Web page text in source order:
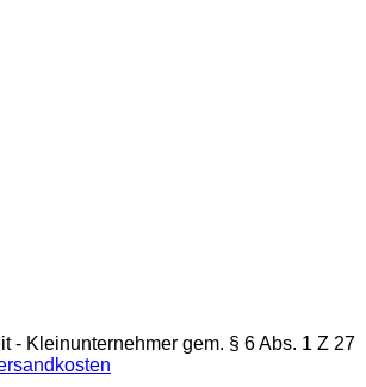
- Kleinunternehmer gem. § 6 Abs. 1 Z 27